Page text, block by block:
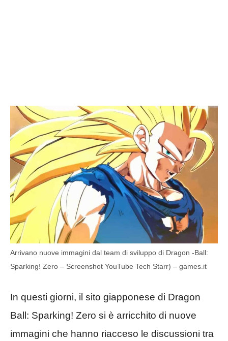
Arrivano nuove immagini dal team di sviluppo di Dragon -Ball:
Sparking! Zero – Screenshot YouTube Tech Starr) – games.it
In questi giorni, il sito giapponese di Dragon
Ball: Sparking! Zero si è arricchito di nuove
immagini che hanno riacceso le discussioni tra